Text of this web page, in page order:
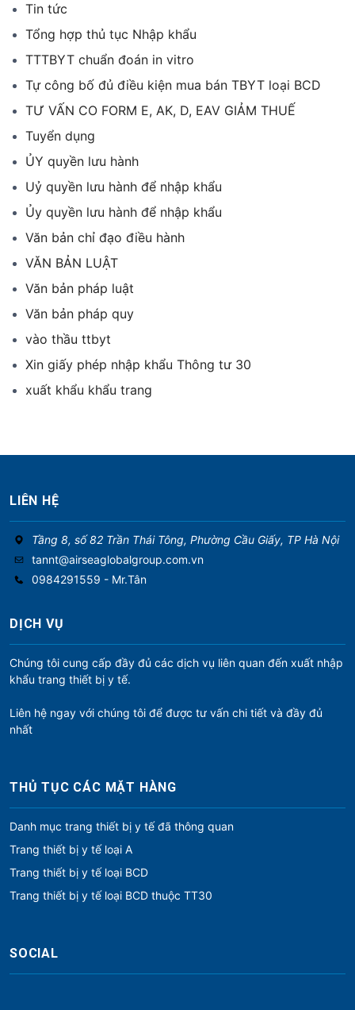
Tin tức
Tổng hợp thủ tục Nhập khẩu
TTTBYT chuẩn đoán in vitro
Tự công bố đủ điều kiện mua bán TBYT loại BCD
TƯ VẤN CO FORM E, AK, D, EAV GIẢM THUẾ
Tuyển dụng
ỦY quyền lưu hành
Uỷ quyền lưu hành để nhập khẩu
Ủy quyền lưu hành để nhập khẩu
Văn bản chỉ đạo điều hành
VĂN BẢN LUẬT
Văn bản pháp luật
Văn bản pháp quy
vào thầu ttbyt
Xin giấy phép nhập khẩu Thông tư 30
xuất khẩu khẩu trang
LIÊN HỆ
Tầng 8, số 82 Trần Thái Tông, Phường Cầu Giấy, TP Hà Nội
tannt@airseaglobalgroup.com.vn
0984291559 - Mr.Tân
DỊCH VỤ
Chúng tôi cung cấp đầy đủ các dịch vụ liên quan đến xuất nhập
khẩu trang thiết bị y tế.
Liên hệ ngay với chúng tôi để được tư vấn chi tiết và đầy đủ
nhất
THỦ TỤC CÁC MẶT HÀNG
Danh mục trang thiết bị y tế đã thông quan
Trang thiết bị y tế loại A
Trang thiết bị y tế loại BCD
Trang thiết bị y tế loại BCD thuộc TT30
SOCIAL